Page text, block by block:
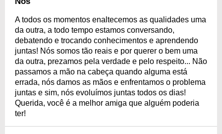
A todos os momentos enaltecemos as qualidades uma
da outra, a todo tempo estamos conversando,
debatendo e trocando conhecimentos e aprendendo
juntas! Nós somos tão reais e por querer o bem uma
da outra, prezamos pela verdade e pelo respeito... Não
passamos a mão na cabeça quando alguma está
errada, nós damos as mãos e enfrentamos o problema
juntas e sim, nós evoluímos juntas todos os dias!
Querida, você é a melhor amiga que alguém poderia
ter!